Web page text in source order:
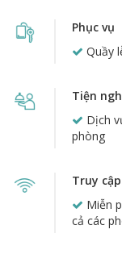
Phục vụ
Quầy
Tiện
Dịch
phòng
Truy
Miễn
cả các